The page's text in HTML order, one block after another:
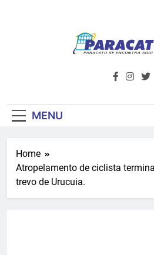
além de
MENU
Home
Atropelamento de ciclista
trevo de Urucuia.